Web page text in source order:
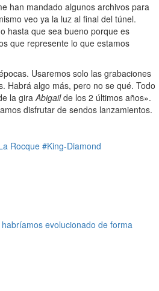
han mandado algunos archivos para
veo ya la luz al final del túnel.
hasta que sea bueno porque es
que represente lo que estamos
Usaremos solo las grabaciones
Habrá algo más, pero no se qué. Todo
la giraAbigailde los 2 últimos años».
disfrutar de sendos lanzamientos.
Rocque #King-Diamond
evolucionado de forma